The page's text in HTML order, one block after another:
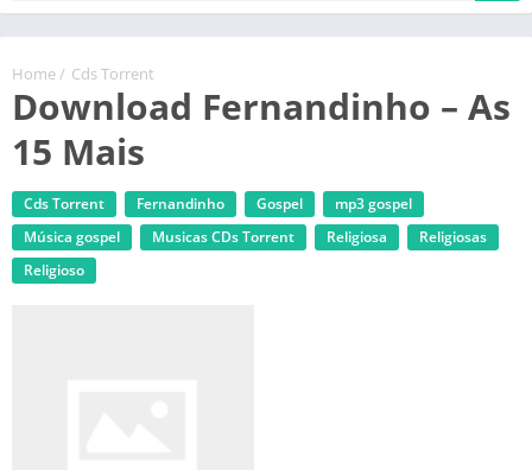
Home / Cds Torrent
Download Fernandinho – As
15 Mais
Cds Torrent Fernandinho Gospel
mp3 gospel
Música gospel
‎Musicas CDs Torrent Religiosa
Religiosas
Religioso